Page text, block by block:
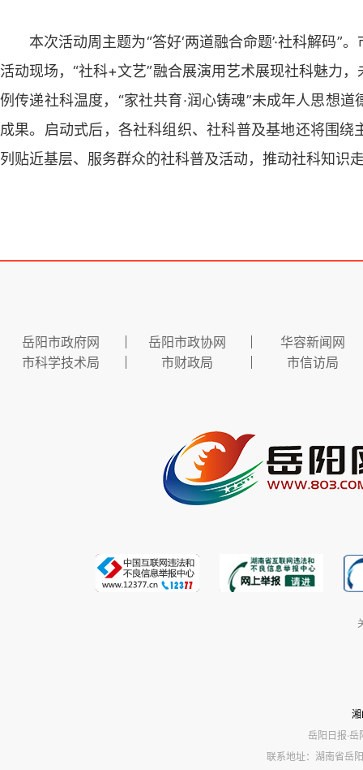
本次活动周主题为“答好‘两道融合命题’·社科解码”
活动现场，“社科+文艺”融合展演用艺术展现社科魅力
例传递社科温度，“家社共育·润心铸魂”未成年人思想
成果。启动式后，各社科组织、社科普及基地还将围
列贴近基层、服务群众的社科普及活动，推动社科知识
岳阳市政府网 岳阳市政协网
华容新闻网
市科学技术局
市财政局 市信访局
岳阳日报·岳
联系地址：湖南省岳